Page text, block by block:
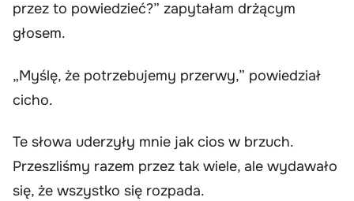
przez to powiedzieć?” zapytałam drżącym
głosem.
„Myślę, że potrzebujemy przerwy,” powiedział
cicho.
Te słowa uderzyły mnie jak cios w brzuch.
Przeszliśmy razem przez tak wiele, ale wydawało
się, że wszystko się rozpada.